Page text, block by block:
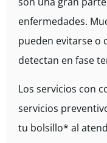
enfermedades.
pueden evitarse o
detectan en fase
Los servicios con
servicios
tu bolsillo* al